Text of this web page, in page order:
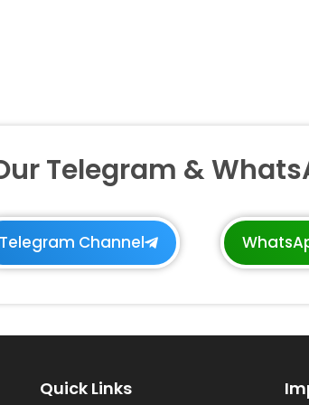
Telegram &
Telegram Channel
Quick Links